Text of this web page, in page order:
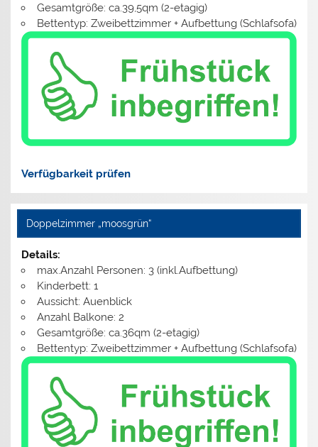
Gesamtgröße: ca.39,5qm (2-etagig)
Bettentyp: Zweibettzimmer + Aufbettung (Schlafsofa)
Verfügbarkeit prüfen
Doppelzimmer „moosgrün“
Details:
max.Anzahl Personen: 3 (inkl.Aufbettung)
Kinderbett: 1
Aussicht: Auenblick
Anzahl Balkone: 2
Gesamtgröße: ca.36qm (2-etagig)
Bettentyp: Zweibettzimmer + Aufbettung (Schlafsofa)